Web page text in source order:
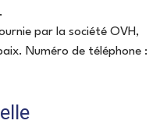
par la société OVH,
Numéro de téléphone :